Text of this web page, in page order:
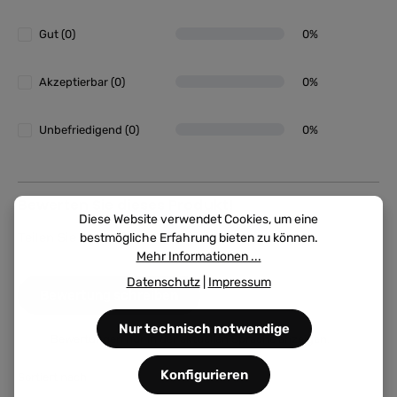
Gut (0) 0%
Akzeptierbar (0) 0%
Unbefriedigend (0) 0%
Teilen Sie Ihre Erfahrungen mit anderen Kunden.
Bewertungen nur in der aktuellen Sprache anzeigen.
Diese Website verwendet Cookies, um eine
bestmögliche Erfahrung bieten zu können.
Mehr Informationen ...
Datenschutz| Impressum
Nur technisch notwendige
Konfigurieren